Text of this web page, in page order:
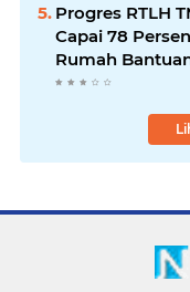
Progres RTLH
Capai 78
Rumah
Rampung